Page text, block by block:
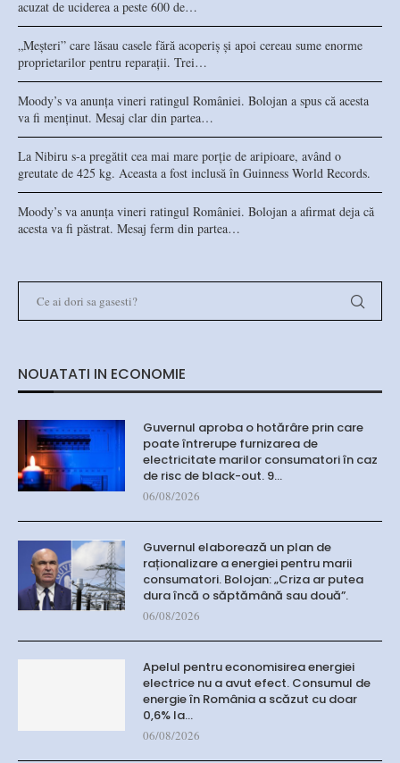
acuzat de uciderea a peste 600 de…
„Meșteri” care lăsau casele fără acoperiș și apoi cereau sume enorme
proprietarilor pentru reparații. Trei…
Moody’s va anunța vineri ratingul României. Bolojan a spus că acesta
va fi menținut. Mesaj clar din partea…
La Nibiru s-a pregătit cea mai mare porție de aripioare, având o
greutate de 425 kg. Aceasta a fost inclusă în Guinness World Records.
Moody’s va anunța vineri ratingul României. Bolojan a afirmat deja că
acesta va fi păstrat. Mesaj ferm din partea…
NOUATATI IN ECONOMIE
Guvernul aproba o hotărâre prin care
poate întrerupe furnizarea de
electricitate marilor consumatori în caz
de risc de black-out. 9…
06/08/2026
Guvernul elaborează un plan de
raționalizare a energiei pentru marii
consumatori. Bolojan: „Criza ar putea
dura încă o săptămână sau două”.
06/08/2026
Apelul pentru economisirea energiei
electrice nu a avut efect. Consumul de
energie în România a scăzut cu doar
0,6% la…
06/08/2026